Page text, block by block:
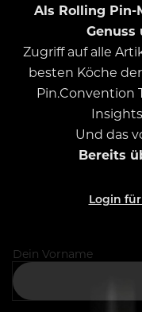
Als Rolling
Genuss
Zugriff auf alle
besten Köche
Pin.Convention
Und das
Bereits
Login
Dein Vorname